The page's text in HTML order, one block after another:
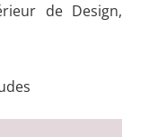
de Design,